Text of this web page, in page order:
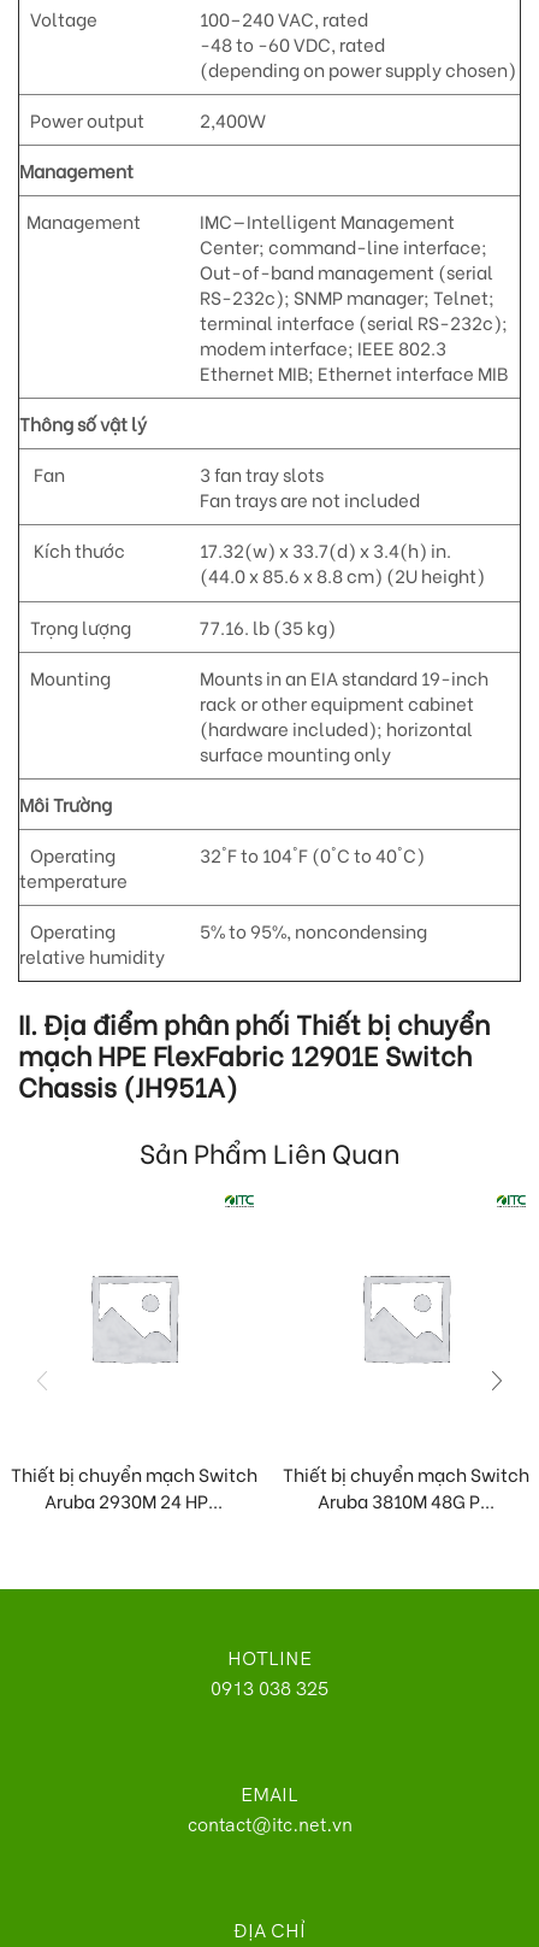
Voltage
100–240 VAC, rated
-48 to -60 VDC, rated
(depending on power supply chosen)
Power output
2,400W
Management
Management
IMC—Intelligent Management
Center; command-line interface;
Out-of-band management (serial
RS-232c); SNMP manager; Telnet;
terminal interface (serial RS-232c);
modem interface; IEEE 802.3
Ethernet MIB; Ethernet interface MIB
Thông số vật lý
Fan
3 fan tray slots
Fan trays are not included
Kích thước
17.32(w) x 33.7(d) x 3.4(h) in.
(44.0 x 85.6 x 8.8 cm) (2U height)
Trọng lượng
77.16. lb (35 kg)
Mounting
Mounts in an EIA standard 19-inch
rack or other equipment cabinet
(hardware included); horizontal
surface mounting only
Môi Trường
Operating
temperature
32°F to 104°F (0°C to 40°C)
Operating
relative humidity
5% to 95%, noncondensing
II. Địa điểm phân phối Thiết bị chuyển
mạch HPE FlexFabric 12901E Switch
Chassis (JH951A)
Sản Phẩm Liên Quan
Thiết bị chuyển mạch Switch
Aruba 2930M 24 HP...
Thiết bị chuyển mạch Switch
Aruba 3810M 48G P...
HOTLINE
0913 038 325
EMAIL
contact@itc.net.vn
ĐỊA CHỈ